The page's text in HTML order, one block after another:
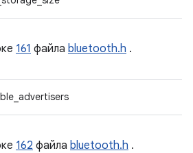
161 файла bluetooth.h .
162 файла bluetooth.h .